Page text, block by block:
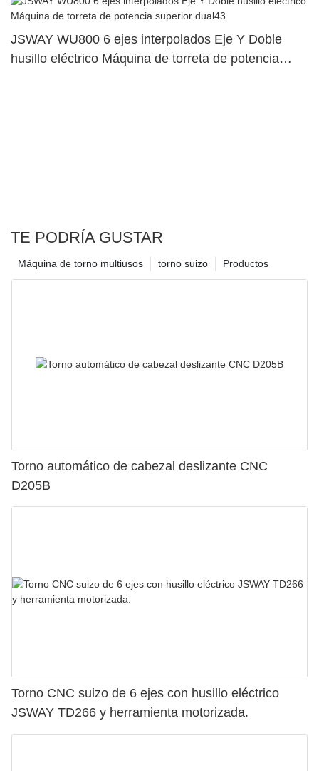
JSWAY WU800 6 ejes interpolados Eje Y Doble
husillo eléctrico Máquina de torreta de potencia
TE PODRÍA GUSTAR
Productos
torno suizo
Máquina de torno multiusos
Torno automático de cabezal deslizante CNC
D205B
Torno CNC suizo de 6 ejes con husillo eléctrico
JSWAY TD266 y herramienta motorizada.